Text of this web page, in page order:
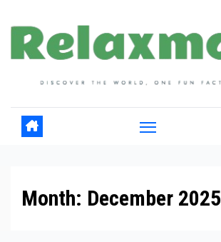
content
Month: December 2025